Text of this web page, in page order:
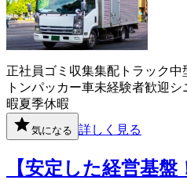
正社員 ゴミ収集集配 トラック中
トンパッカー車未経験者歓迎 シ
暇夏季休暇
気になる 詳しく見る
【安定した経営基